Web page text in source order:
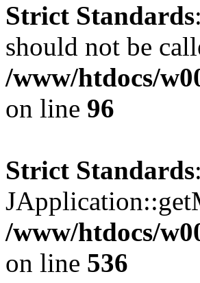
Strict Standards
should not be
/www/htdocs/
on line 96
Strict Standards
/www/htdocs/
on line 536